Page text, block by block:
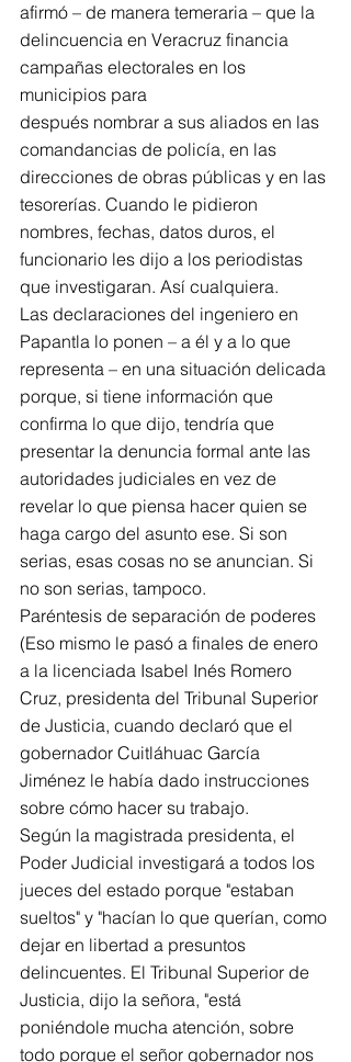
afirmó – de manera temeraria – que la
delincuencia en Veracruz financia
campañas electorales en los
municipios para
después nombrar a sus aliados en las
comandancias de policía, en las
direcciones de obras públicas y en las
tesorerías. Cuando le pidieron
nombres, fechas, datos duros, el
funcionario les dijo a los periodistas
que investigaran. Así cualquiera.
Las declaraciones del ingeniero en
Papantla lo ponen – a él y a lo que
representa – en una situación delicada
porque, si tiene información que
confirma lo que dijo, tendría que
presentar la denuncia formal ante las
autoridades judiciales en vez de
revelar lo que piensa hacer quien se
haga cargo del asunto ese. Si son
serias, esas cosas no se anuncian. Si
no son serias, tampoco.
Paréntesis de separación de poderes
(Eso mismo le pasó a finales de enero
a la licenciada Isabel Inés Romero
Cruz, presidenta del Tribunal Superior
de Justicia, cuando declaró que el
gobernador Cuitláhuac García
Jiménez le había dado instrucciones
sobre cómo hacer su trabajo.
Según la magistrada presidenta, el
Poder Judicial investigará a todos los
jueces del estado porque "estaban
sueltos" y "hacían lo que querían, como
dejar en libertad a presuntos
delincuentes. El Tribunal Superior de
Justicia, dijo la señora, "está
poniéndole mucha atención, sobre
todo porque el señor gobernador nos